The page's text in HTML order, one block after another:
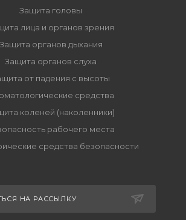
Защита головы
лица и органов зрения
Защита органов дыхания
Защита органов слуха
от падения с высоты
средства
коленей (наколенники)
рабочего места
средства безопасности
НА РАССЫЛКУ